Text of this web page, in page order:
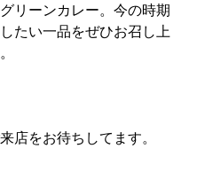
リーンカレー。今の時期
たい一品をぜひお召し上
店をお待ちしてます。